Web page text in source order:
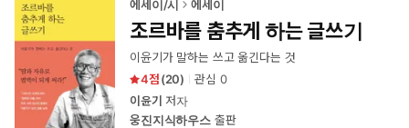
로
이
동
에세이/시 에세이
조르바를 춤추게 하는 글쓰기
이윤기가 말하는 쓰고 옮긴다는 것
4
(20) 관심 0
이윤기 저자
웅진지식하우스 출판